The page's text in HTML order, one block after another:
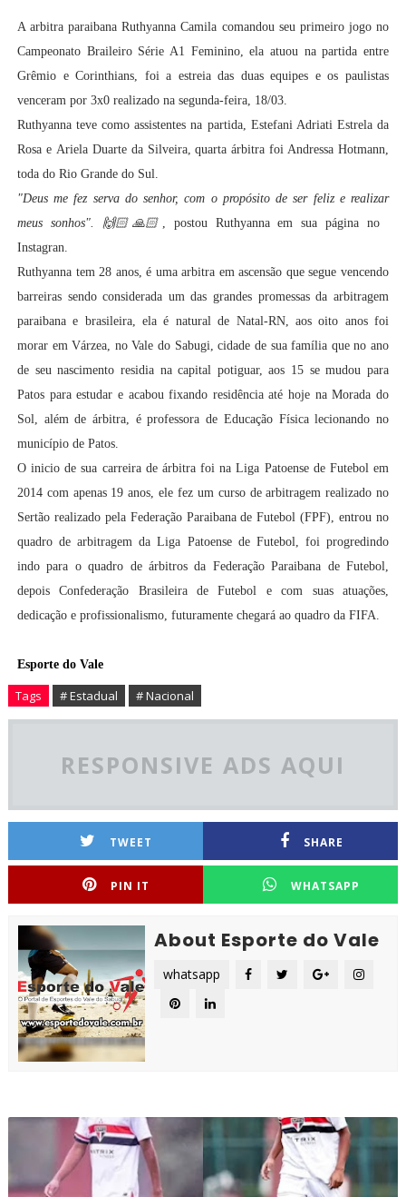
A arbitra paraibana Ruthyanna Camila comandou seu primeiro jogo no
Campeonato Braileiro Série A1 Feminino, ela atuou na partida entre
Grêmio e Corinthians, foi a estreia das duas equipes e os paulistas
venceram por 3x0 realizado na segunda-feira, 18/03.
Ruthyanna teve como assistentes na partida, Estefani Adriati Estrela da
Rosa eAriela Duarte da Silveira, quarta árbitra foi Andressa Hotmann,
toda do Rio Grande do Sul.
"Deus me fez serva do senhor, com o propósito de ser feliz e realizar
meus sonhos". 🙌🏻🙏🏻 , postou Ruthyanna em sua página no
Instagran.
Ruthyanna tem 28 anos, é uma arbitra em ascensão que segue vencendo
barreiras sendo considerada um das grandes promessas da arbitragem
paraibana e brasileira, ela é natural de Natal-RN, aos oito anos foi
morar em Várzea, no Vale do Sabugi, cidade de sua família que no ano
de seu nascimento residia na capital potiguar, aos 15 se mudou para
Patos para estudar e acabou fixando residência até hoje na Morada do
Sol, além de árbitra, é professora de Educação Física lecionando no
município de Patos.
O inicio de sua carreira de árbitra foi na Liga Patoense de Futebol em
2014 com apenas 19 anos, ele fez um curso de arbitragem realizado no
Sertão realizado pela Federação Paraibana de Futebol (FPF), entrou no
quadro de arbitragem da Liga Patoense de Futebol, foi progredindo
indo para o quadro de árbitros da Federação Paraibana de Futebol,
depois Confederação Brasileira de Futebol e com suas atuações,
dedicação e profissionalismo, futuramente chegará ao quadro da FIFA.
Esporte do Vale
Tags # Estadual # Nacional
RESPONSIVE ADS AQUI
TWEET SHARE
PIN IT WHATSAPP
About Esporte do Vale
whatsapp